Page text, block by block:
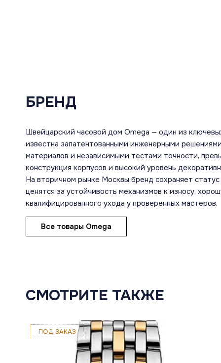
БРЕНД
Швейцарский часовой дом Omega — один из
известна запатентованными инженерными
материалов и независимыми тестами точности,
конструкция корпусов и высокий уровень
На вторичном рынке Москвы бренд сохраняет
ценятся за устойчивость механизмов к износу,
квалифицированного ухода у проверенных мастеров.
Все товары Omega
СМОТРИТЕ ТАКЖЕ
ПОД ЗАКАЗ